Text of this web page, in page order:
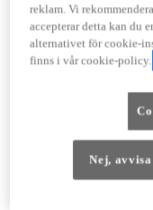
Motor
Prestanda
reklam. Vi
accepterar detta kan du
alternativet för cookie-
finns i vår cookie-policy.
Nej,